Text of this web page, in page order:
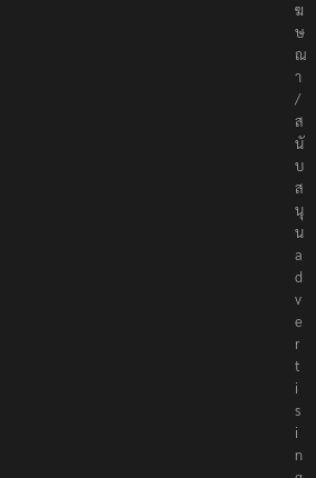
า
/
ส
นั
บ
ส
นุ
น
a
d
v
e
r
t
i
s
i
n
g
@
t